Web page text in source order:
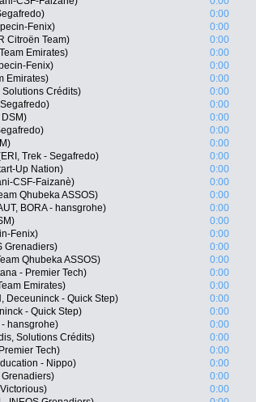
0:00
Fenix)
0:00
Citroën Team)
0:00
Emirates)
0:00
Fenix)
0:00
Emirates)
0:00
Solutions Crédits)
0:00
0:00
DSM)
0:00
0:00
0:00
Trek - Segafredo)
0:00
Up Nation)
0:00
CSF-Faizanè)
0:00
Qhubeka ASSOS)
0:00
BORA - hansgrohe)
0:00
0:00
Fenix)
0:00
Grenadiers)
0:00
Qhubeka ASSOS)
0:00
- Premier Tech)
0:00
Emirates)
0:00
Deceuninck - Quick Step)
0:00
- Quick Step)
0:00
- hansgrohe)
0:00
Solutions Crédits)
0:00
Tech)
0:00
- Nippo)
0:00
Grenadiers)
0:00
0:00